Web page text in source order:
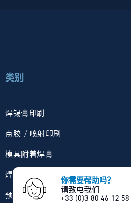
类别
焊锡膏印刷
点胶 / 喷射印刷
模具附着焊膏
焊锡丝
预成型焊片
你需要帮助吗？
请致电我们
+33 (0)3 80 46 12 58